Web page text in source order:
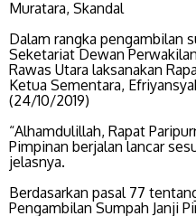
Muratara, Skandal
Dalam rangka pengambilan
Seketariat Dewan
Rawas Utara laksanakan
Ketua Sementara,
(24/10/2019)
“Alhamdulillah, Rapat
Pimpinan berjalan lancar
jelasnya.
Berdasarkan pasal 77
Pengambilan Sumpah Janji